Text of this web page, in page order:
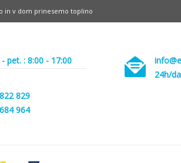
in v dom prinesemo toplino
pet. : 8:00 - 17:00
829
964
24h/